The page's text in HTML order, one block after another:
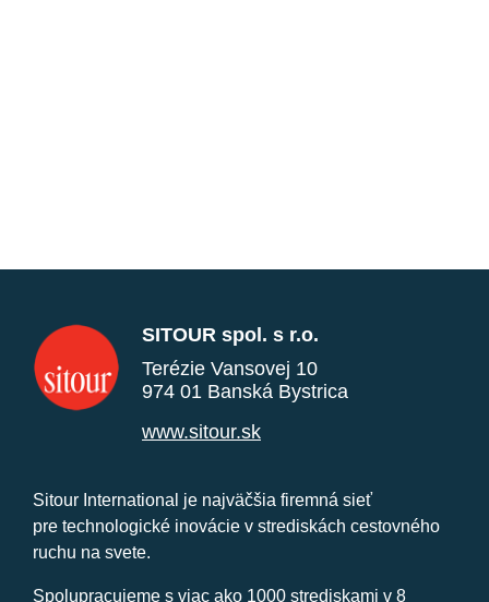
SITOUR spol. s r.o.
Terézie Vansovej 10
974 01 Banská Bystrica
www.sitour.sk
Sitour International je najväčšia firemná sieť
pre technologické inovácie v strediskách cestovného
ruchu na svete.
Spolupracujeme s viac ako 1000 strediskami v 8